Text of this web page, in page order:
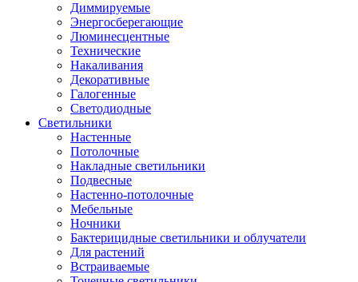
Диммируемые
Энергосберегающие
Люминесцентные
Технические
Накаливания
Декоративные
Галогенные
Светодиодные
Светильники
Настенные
Потолочные
Накладные светильники
Подвесные
Настенно-потолочные
Мебельные
Ночники
Бактерицидные светильники и облучатели
Для растений
Встраиваемые